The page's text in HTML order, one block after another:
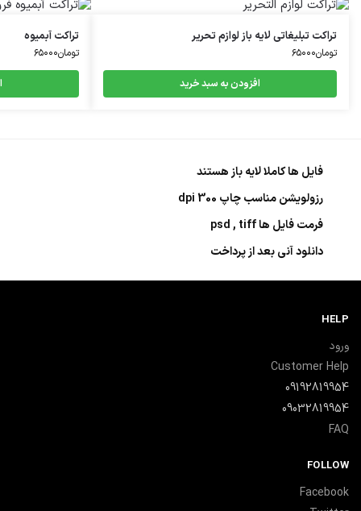
تراکت تبلیغاتی لایه باز لوازم تحریر
تومان۶۵۰۰۰
افزودن به سبد خرید
تراکت آبمیوه
تومان۶۵۰۰۰
فایل ها کاملا لایه باز هستند
رزولویشن مناسب چاپ 300 dpi
فرمت فایل ها psd , tiff
دانلود آنی بعد از پرداخت
HELP
ورود
Customer Help
09192819954
09032819954
FAQ
FOLLOW
Facebook